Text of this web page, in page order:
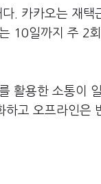
. 카카오는 재
10일까지 주 2
활용한 소통이
고 오프라인은